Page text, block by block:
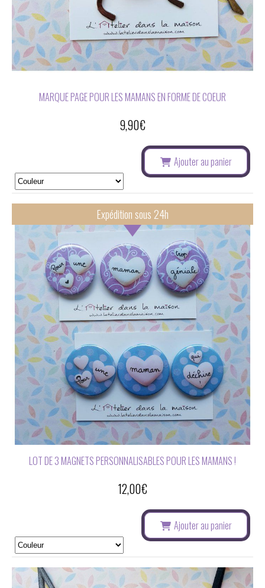
MARQUE PAGE POUR LES MAMANS EN FORME DE COEUR
9,90€
Ajouter au panier
Expédition sous 24h
LOT DE 3 MAGNETS PERSONNALISABLES POUR LES MAMANS !
12,00€
Ajouter au panier